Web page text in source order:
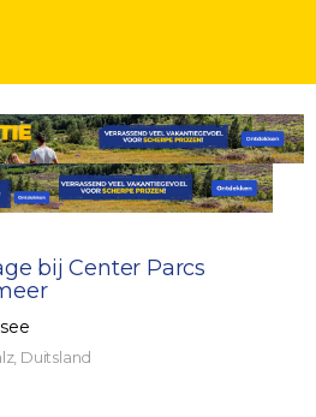
bij Center Parcs
Duitsland